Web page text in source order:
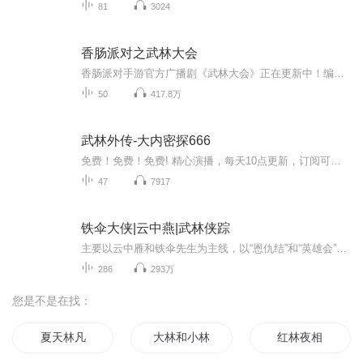
81 3024
香肠派对之武林大会
50 417.8万
武林外传-大内密探666
47 7917
铁伞大侠|云中燕|武林侠踪
286 293万
您是不是在找：
夏天林凡 大林和小林 红林夜相